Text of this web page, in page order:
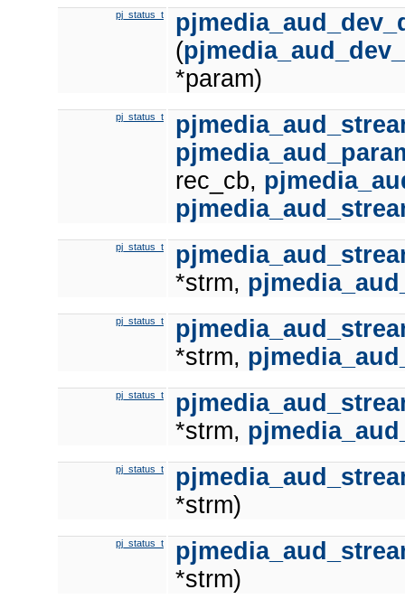
pj_status_t
(
*param)
pj_status_t
rec_cb,
pj_status_t
*strm,
pj_status_t
*strm,
pj_status_t
*strm,
pj_status_t
*strm)
pj_status_t
*strm)